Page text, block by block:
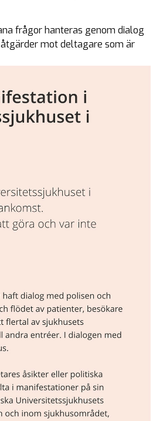
frågor hanteras genom dialog
mot deltagare som är